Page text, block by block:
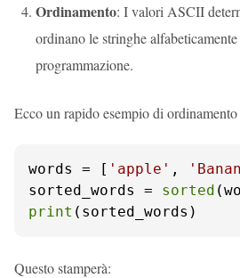
Ordinamento: I valori ASCII
ordinano le stringhe
programmazione.
Ecco un rapido esempio di
words = [ 'apple' ,
sorted_words = sorted
print (sorted_words)
Questo stamperà: